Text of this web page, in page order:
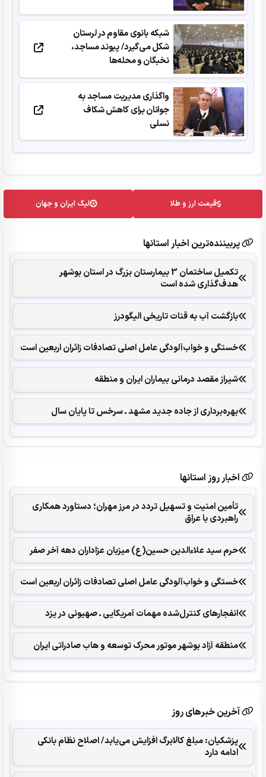
شبکه بانوی مقاوم در لرستان
شکل می‌گیرد/ پیوند مساجد،
نخبگان و محله‌ها
واگذاری مدیریت مساجد به
جوانان برای کاهش شکاف
نسلی
قیمت ارز و طلا لیگ ایران و جهان
پربیننده‌ترین اخبار استانها
تکمیل ساختمان 3 بیمارستان بزرگ در استان بوشهر
هدف‌گذاری شده است
بازگشت آب به قنات تاریخی الیگودرز
خستگی و خواب‌آلودگی عامل اصلی تصادفات زائران اربعین است
شیراز مقصد درمانی بیماران ایران و منطقه
بهره‌برداری از جاده جدید مشهد ـ سرخس تا پایان سال
اخبار روز استانها
تأمین امنیت و تسهیل تردد در مرز مهران؛ دستاورد همکاری‌
راهبردی با عراق
حرم سید علاءالدین حسین(ع) میزبان عزاداران دهه آخر صفر
خستگی و خواب‌آلودگی عامل اصلی تصادفات زائران اربعین است
انفجارهای ‌کنترل‌شده ‌مهمات آمریکایی ـ صهیونی در یزد
منطقه آزاد بوشهر موتور محرک توسعه و هاب صادراتی ایران
آخرین خبرهای روز
پزشکیان: مبلغ کالابرگ افزایش می‌یابد/ اصلاح نظام بانکی
ادامه دارد